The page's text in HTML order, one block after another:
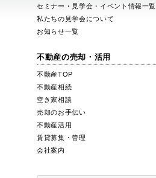
セミナー・見学会・イベント情報一覧
私たちの見学会について
お知らせ一覧
不動産の売却・活用
不動産TOP
不動産相続
空き家相談
売却のお手伝い
不動産活用
賃貸募集・管理
会社案内